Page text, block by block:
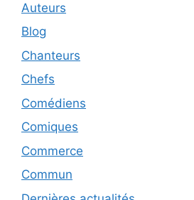
Auteurs
Blog
Chanteurs
Chefs
Comédiens
Comiques
Commerce
Commun